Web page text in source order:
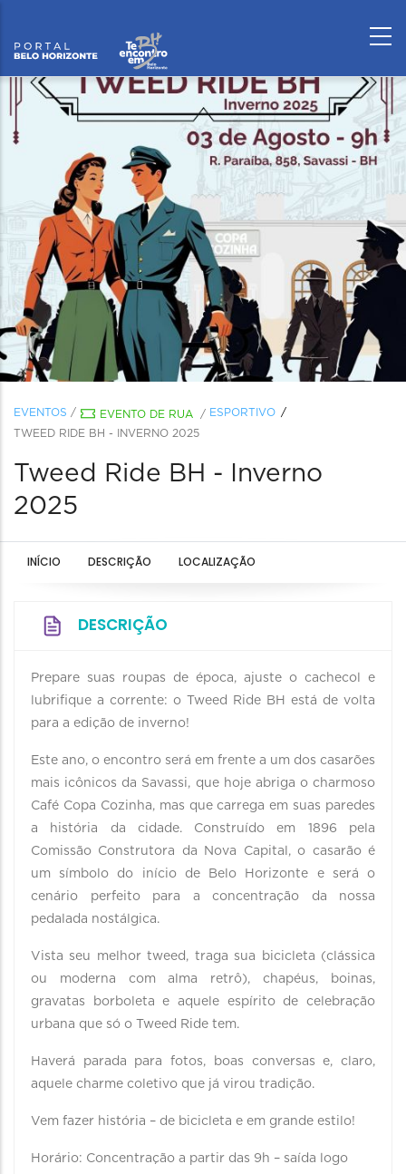
EVENTOS / EVENTO DE RUA / ESPORTIVO
TWEED RIDE BH - INVERNO 2025
Tweed Ride BH - Inverno
2025
INÍCIO DESCRIÇÃO LOCALIZAÇÃO
DESCRIÇÃO
Prepare suas roupas de época, ajuste o cachecol e
lubrifique a corrente: o Tweed Ride BH está de volta
para a edição de inverno!
Este ano, o encontro será em frente a um dos casarões
mais icônicos da Savassi, que hoje abriga o charmoso
Café Copa Cozinha, mas que carrega em suas paredes
a história da cidade. Construído em 1896 pela
Comissão Construtora da Nova Capital, o casarão é
um símbolo do início de Belo Horizonte e será o
cenário perfeito para a concentração da nossa
pedalada nostálgica.
Vista seu melhor tweed, traga sua bicicleta (clássica
ou moderna com alma retrô), chapéus, boinas,
gravatas borboleta e aquele espírito de celebração
urbana que só o Tweed Ride tem.
Haverá parada para fotos, boas conversas e, claro,
aquele charme coletivo que já virou tradição.
Vem fazer história – de bicicleta e em grande estilo!
Horário: Concentração a partir das 9h – saída logo